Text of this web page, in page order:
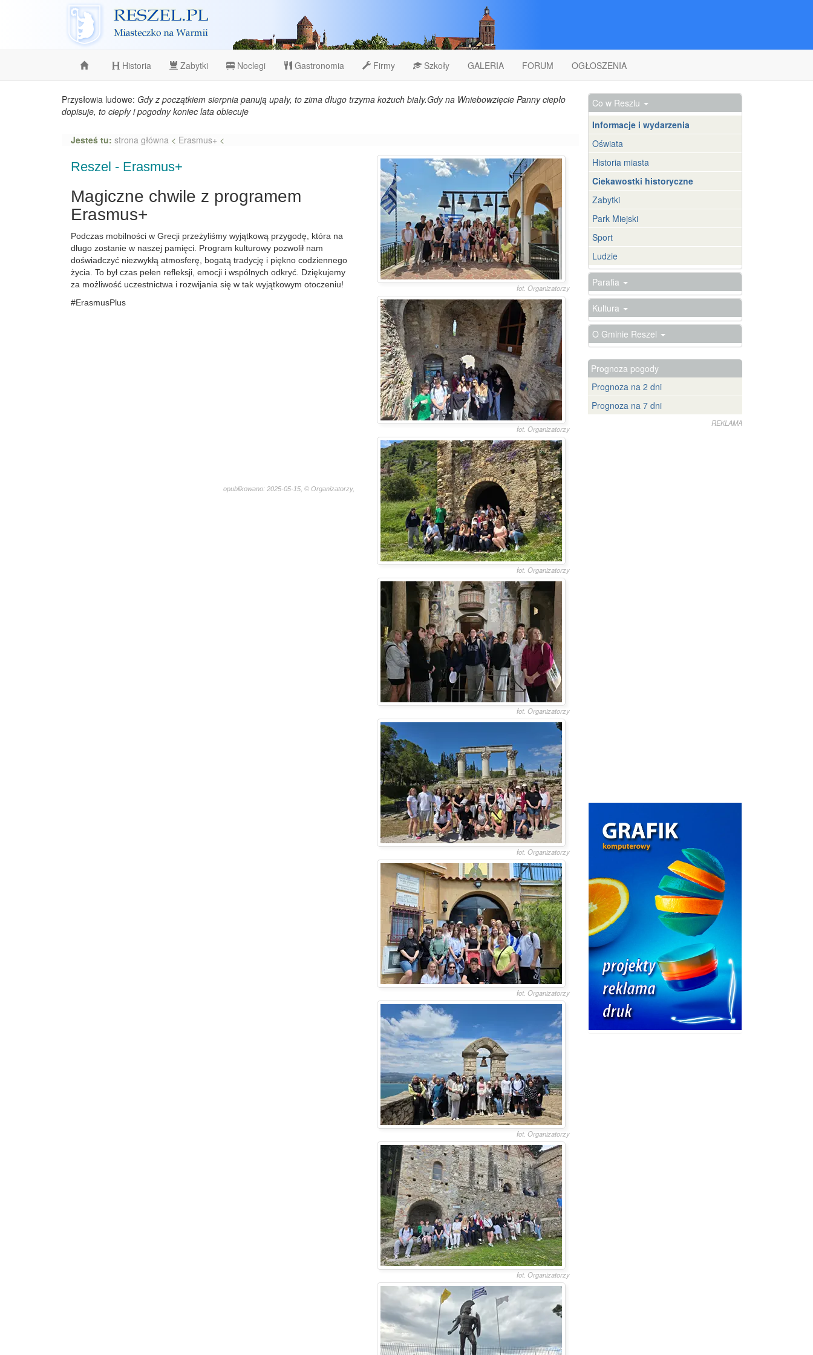
Reszel
Historia Zabytki Noclegi Gastronomia Firmy Szkoły GALERIA FORUM OGŁOSZENIA
Przysłowia ludowe: Gdy z początkiem sierpnia panują upały, to zima długo trzyma kożuch biały.Gdy na Wniebowzięcie Panny ciepło
dopisuje, to ciepły i pogodny koniec lata obiecuje
Jesteś tu: strona główna < Erasmus+ <
Reszel - Erasmus+
Magiczne chwile z programem
Erasmus+
Podczas mobilności w Grecji przeżyliśmy wyjątkową przygodę, która na
długo zostanie w naszej pamięci. Program kulturowy pozwolił nam
doświadczyć niezwykłą atmosferę, bogatą tradycję i piękno codziennego
życia. To był czas pełen refleksji, emocji i wspólnych odkryć. Dziękujemy
za możliwość uczestnictwa i rozwijania się w tak wyjątkowym otoczeniu!
#ErasmusPlus
opublikowano: 2025-05-15, © Organizatorzy,
fot. Organizatorzy
fot. Organizatorzy
fot. Organizatorzy
fot. Organizatorzy
fot. Organizatorzy
fot. Organizatorzy
fot. Organizatorzy
fot. Organizatorzy
Co w Reszlu
Informacje i wydarzenia
Oświata
Historia miasta
Ciekawostki historyczne
Zabytki
Park Miejski
Sport
Ludzie
Parafia
Kultura
O Gminie Reszel
Prognoza pogody
Prognoza na 2 dni
Prognoza na 7 dni
REKLAMA